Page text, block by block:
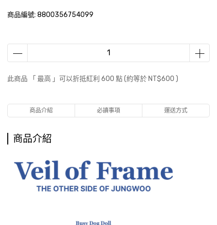
商品編號: 8800356754099
此商品 「 最高 」可以折抵紅利 600 點 (約等於 NT$600 )
商品介紹 必讀事項 運送方式
商品介紹